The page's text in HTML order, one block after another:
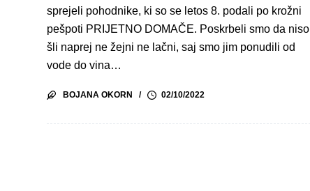
sprejeli pohodnike, ki so se letos 8. podali po krožni
pešpoti PRIJETNO DOMAČE. Poskrbeli smo da niso
šli naprej ne žejni ne lačni, saj smo jim ponudili od
vode do vina…
BOJANA OKORN 02/10/2022